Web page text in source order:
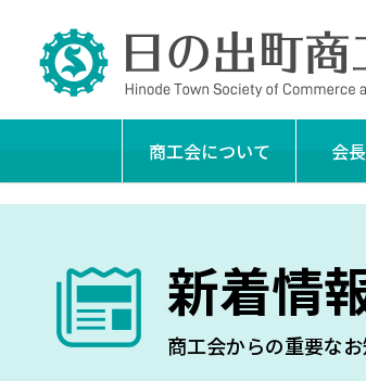
商工会について 会
新着情
商工会からの重要な